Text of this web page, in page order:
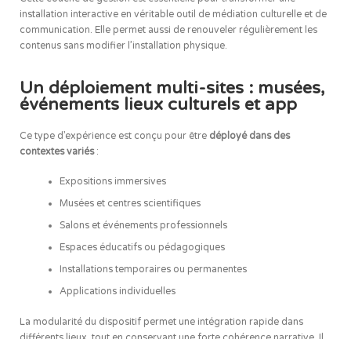
installation interactive en véritable outil de médiation culturelle et de
communication. Elle permet aussi de renouveler régulièrement les
contenus sans modifier l’installation physique.
Un déploiement multi-sites : musées,
événements lieux culturels et app
Ce type d’expérience est conçu pour être déployé dans des
contextes variés:
Expositions immersives
Musées et centres scientifiques
Salons et événements professionnels
Espaces éducatifs ou pédagogiques
Installations temporaires ou permanentes
Applications individuelles
La modularité du dispositif permet une intégration rapide dans